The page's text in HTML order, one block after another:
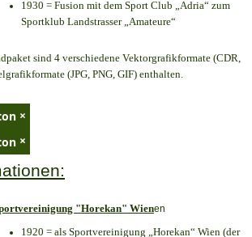
1930 = Fusion mit dem Sport Club „Adria“ zum
Sportklub Landstrasser „Amateure“
sind 4 verschiedene Vektorgrafikformate (CDR,
(JPG, PNG, GIF) enthalten.
×
×
"Horekan" Wienen
1920 = als Sportvereinigung „Horekan“ Wien (der